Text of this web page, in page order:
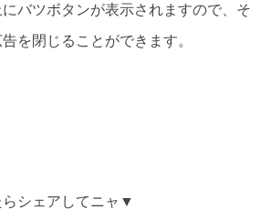
バツボタンが表示されますので、そ
を閉じることができます。
シェアしてニャ▼